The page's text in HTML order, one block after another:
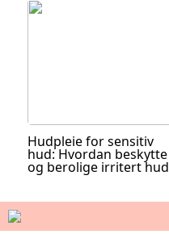
Hudpleie for sensitiv
hud: Hvordan beskytte
og berolige irritert hud